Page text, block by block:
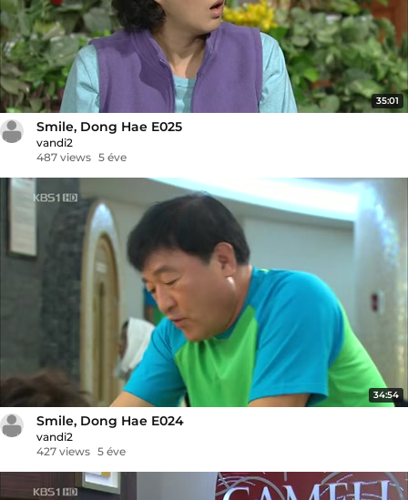
35:01
Smile, Dong Hae E025
vandi2
487 views 5 éve
34:54
Smile, Dong Hae E024
vandi2
427 views 5 éve